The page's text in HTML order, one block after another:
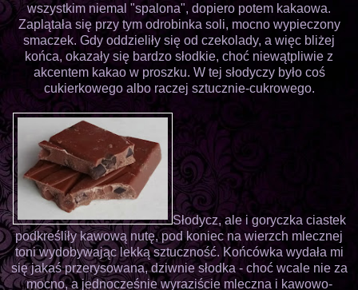
wszystkim niemal "spalona", dopiero potem kakaowa.
Zaplątała się przy tym odrobinka soli, mocno wypieczony
smaczek. Gdy oddzieliły się od czekolady, a więc bliżej
końca, okazały się bardzo słodkie, choć niewątpliwie z
akcentem kakao w proszku. W tej słodyczy było coś
cukierkowego albo raczej sztucznie-cukrowego.
Słodycz, ale i goryczka ciastek
podkreśliły kawową nutę, pod koniec na wierzch mlecznej
toni wydobywając lekką sztuczność. Końcówka wydała mi
się jakaś przerysowana, dziwnie słodka - choć wcale nie za
mocno, a jednocześnie wyraziście mleczna i kawowo-